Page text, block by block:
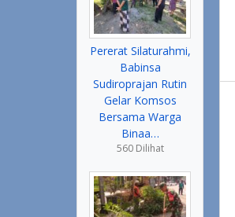
Pererat Silaturahmi,
Babinsa
Sudiroprajan Rutin
Gelar Komsos
Bersama Warga
Binaa…
560 Dilihat